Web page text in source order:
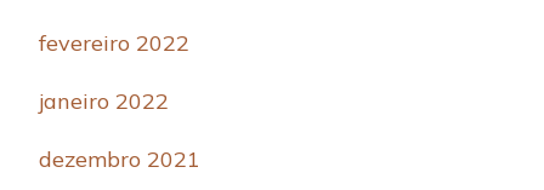
fevereiro 2022
janeiro 2022
dezembro 2021